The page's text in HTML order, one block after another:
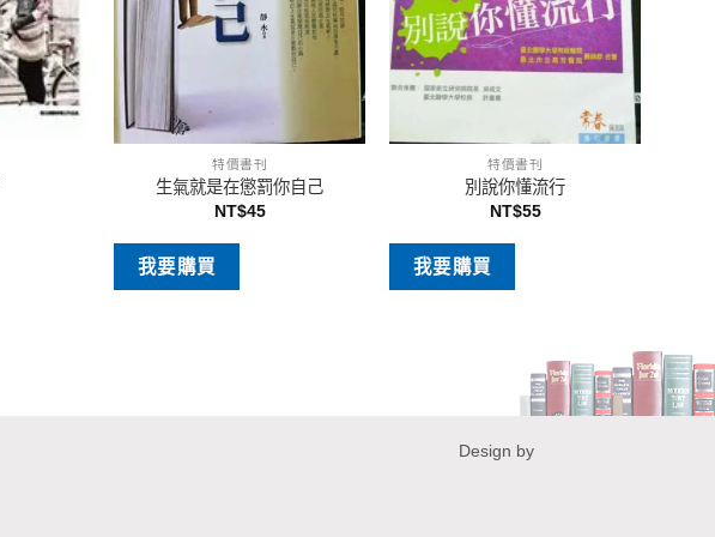
特價書刊
生氣就是在懲罰你自己
NT$45
我要購買
特價書刊
別說你懂流行
NT$55
我要購買
Design by